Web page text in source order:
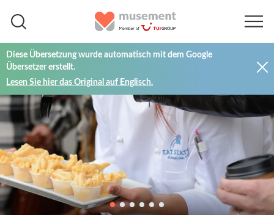
Diese Übersetzung wurde automatisch mit dem Google
Übersetzer erstellt.
Lesen Sie hier das Original auf Englisch.